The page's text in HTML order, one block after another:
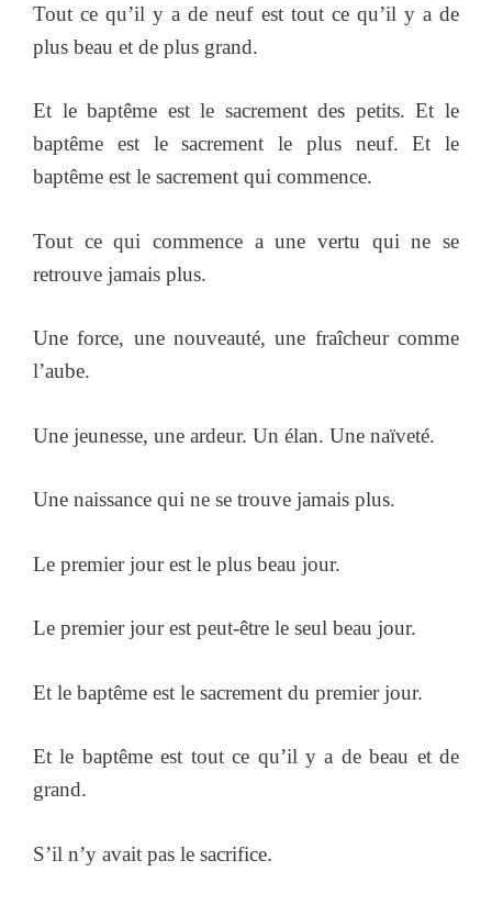
Tout ce qu’il y a de neuf est tout ce qu’il y a de
plus beau et de plus grand.
Et le baptême est le sacrement des petits. Et le
baptême est le sacrement le plus neuf. Et le
baptême est le sacrement qui commence.
Tout ce qui commence a une vertu qui ne se
retrouve jamais plus.
Une force, une nouveauté, une fraîcheur comme
l’aube.
Une jeunesse, une ardeur. Un élan. Une naïveté.
Une naissance qui ne se trouve jamais plus.
Le premier jour est le plus beau jour.
Le premier jour est peut-être le seul beau jour.
Et le baptême est le sacrement du premier jour.
Et le baptême est tout ce qu’il y a de beau et de
grand.
S’il n’y avait pas le sacrifice.